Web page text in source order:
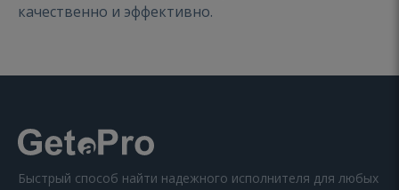
качественно и эффективно.
Быстрый способ найти надежного исполнителя для любых